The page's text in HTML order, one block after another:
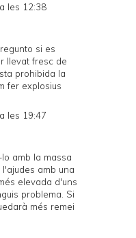
les 12:38
si es
llevat fresc de
prohibida la
fer explosius
les 19:47
amb la massa
amb una
elevada d'uns
problema. Si
més remei